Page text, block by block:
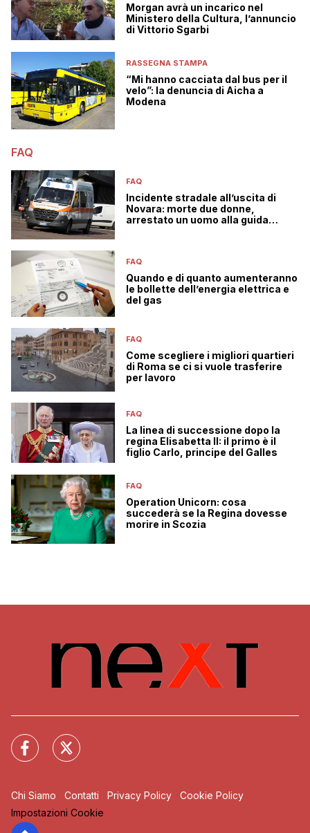
Morgan avrà un incarico nel
Ministero della Cultura, l’annuncio
di Vittorio Sgarbi
RASSEGNA STAMPA
“Mi hanno cacciata dal bus per il
velo”: la denuncia di Aicha a
Modena
FAQ
FAQ
Incidente stradale all’uscita di
Novara: morte due donne,
arrestato un uomo alla guida
FAQ
Quando e di quanto aumenteranno
le bollette dell’energia elettrica e
del gas
FAQ
Come scegliere i migliori quartieri
di Roma se ci si vuole trasferire
per lavoro
FAQ
La linea di successione dopo la
regina Elisabetta II: il primo è il
figlio Carlo, principe del Galles
FAQ
Operation Unicorn: cosa
succederà se la Regina dovesse
morire in Scozia
Chi Siamo Contatti Privacy Policy
Cookie Policy
Impostazioni Cookie